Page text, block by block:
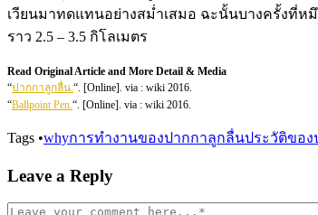
เวียนมาทดแทนอย่างสม่ำเสมอ ฉะนั้นบางครั้งที่ห
ราว 2.5 – 3.5 กิโลเมตร
Read Original Article and More Detail & Media
“ปากกาลูกลื่น.“. [Online]. via : wiki 2016.
“Ballpoint Pen.“. [Online]. via : wiki 2016.
Tags •whyการทำงานของปากกาลูกลื่นประวัติขอ
Leave a Reply